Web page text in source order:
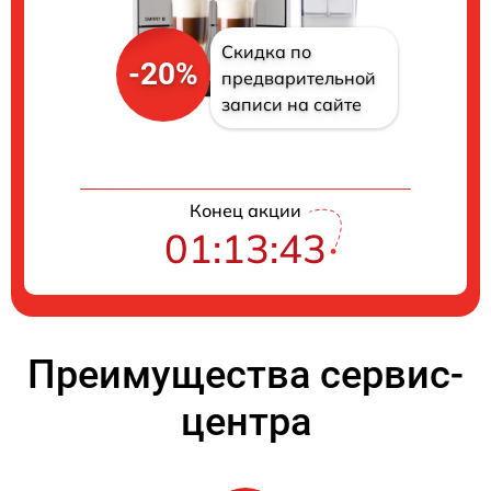
-20%
Скидка по
предварительной
записи на сайте
Конец акции
01:13:42
Преимущества сервис-
центра